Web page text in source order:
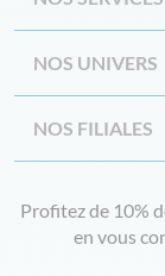
NOS UNIVERS
NOS FILIALES
Profitez de 10%
en vous